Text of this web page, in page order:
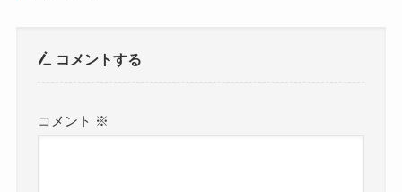
コメントする
コメント ※